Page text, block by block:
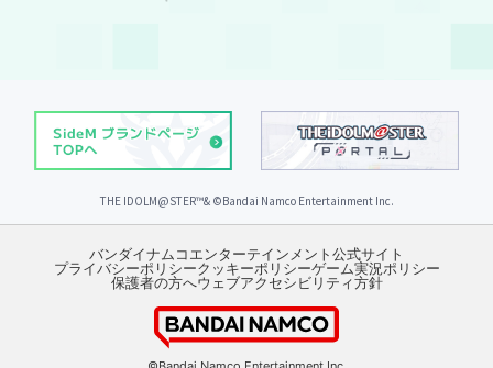
THE IDOLM@STER™& ©︎Bandai Namco Entertainment Inc.
バンダイナムコエンターテインメント公式サイト
プライバシーポリシークッキーポリシーゲーム実況ポリシー
保護者の方へウェブアクセシビリティ方針